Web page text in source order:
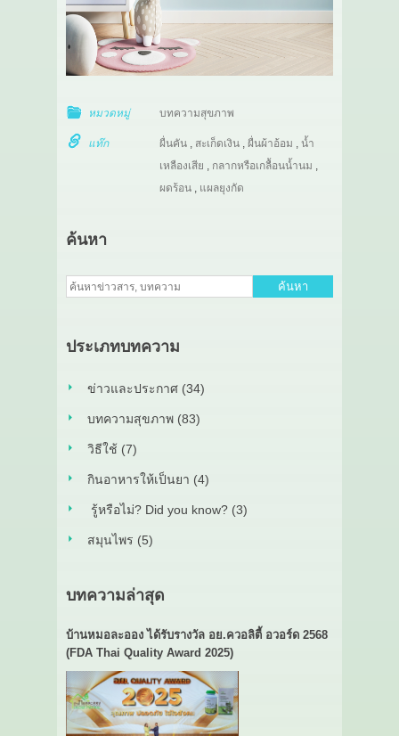
หมวดหมู่ บทความสุขภาพ
แท๊ก ผื่นคัน , สะเก็ดเงิน , ผื่นผ้าอ้อม , น้ำ
เหลืองเสีย , กลากหรือเกลื้อนน้ำนม ,
ผดร้อน , แผลยุงกัด
ค้นหา
ค้นหา
ประเภทบทความ
ข่าวและประกาศ (34)
บทความสุขภาพ (83)
วิธีใช้ (7)
กินอาหารให้เป็นยา (4)
รู้หรือไม่? Did you know? (3)
สมุนไพร (5)
บทความล่าสุด
บ้านหมอละออง ได้รับรางวัล อย.ควอลิตี้ อวอร์ด 2568
(FDA Thai Quality Award 2025)